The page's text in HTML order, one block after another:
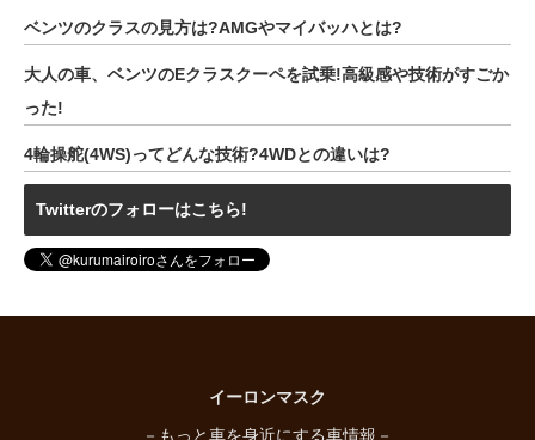
ベンツのクラスの見方は?AMGやマイバッハとは?
大人の車、ベンツのEクラスクーペを試乗!高級感や技術がすごか
った!
4輪操舵(4WS)ってどんな技術?4WDとの違いは?
Twitterのフォローはこちら!
イーロンマスク
－もっと車を身近にする車情報－